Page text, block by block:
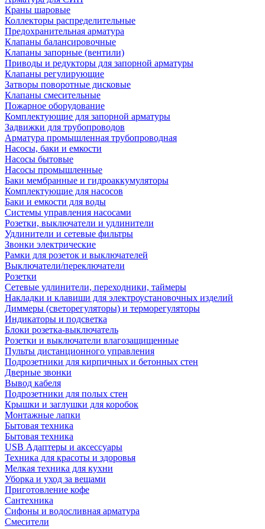
Краны шаровые
Коллекторы распределительные
Предохранительная арматура
Клапаны балансировочные
Клапаны запорные (вентили)
Приводы и редукторы для запорной арматуры
Клапаны регулирующие
Затворы поворотные дисковые
Клапаны смесительные
Пожарное оборудование
Комплектующие для запорной арматуры
Задвижки для трубопроводов
Арматура промышленная трубопроводная
Насосы, баки и емкости
Насосы бытовые
Насосы промышленные
Баки мембранные и гидроаккумуляторы
Комплектующие для насосов
Баки и емкости для воды
Системы управления насосами
Розетки, выключатели и удлинители
Удлинители и сетевые фильтры
Звонки электрические
Рамки для розеток и выключателей
Выключатели/переключатели
Розетки
Сетевые удлинители, переходники, таймеры
Накладки и клавиши для электроустановочных изделий
Диммеры (светорегуляторы) и терморегуляторы
Индикаторы и подсветка
Блоки розетка-выключатель
Розетки и выключатели влагозащищенные
Пульты дистанционного управления
Подрозетники для кирпичных и бетонных стен
Дверные звонки
Вывод кабеля
Подрозетники для полых стен
Крышки и заглушки для коробок
Монтажные лапки
Бытовая техника
Бытовая техника
USB Адаптеры и аксессуары
Техника для красоты и здоровья
Мелкая техника для кухни
Уборка и уход за вещами
Приготовление кофе
Сантехника
Сифоны и водосливная арматура
Смесители